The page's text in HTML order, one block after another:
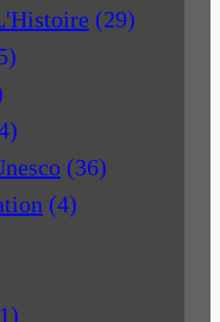
(29)
(36)
(4)